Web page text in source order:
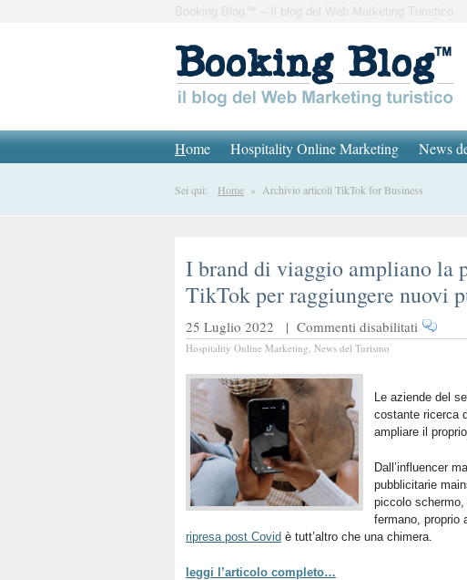
Booking Blog™ – Il blog del Web Marketing Turistico
Home Hospitality Online Marketing News
Sei qui: Home » Archivio articoli TikTok for Business
I brand di viaggio ampliano la
TikTok per raggiungere nuovi
25 Luglio 2022 | Commenti disabilitati su
I
viaggio
la
su
TikTok
per
nuovi
Hospitality Online Marketing, News del Turismo
Le aziende del
costante ricerca
ampliare il
Dall’influencer
pubblicitarie
piccolo
fermano, proprio
ripresa post Covid è tutt’altro che una chimera.
leggi l’articolo completo…